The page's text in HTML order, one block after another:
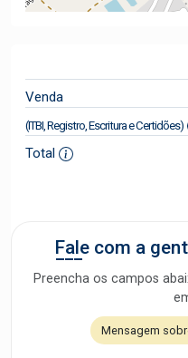
Venda
(ITBI, Registro, Escritura e Certidões)
Total
Fale com a
Preencha os campos
Mensagem